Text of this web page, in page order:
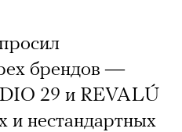
брендов —
29 и REVALÚ
нестандартных